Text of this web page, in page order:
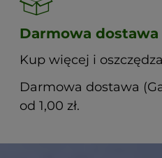
Darmowa dostawa
Kup więcej i
Darmowa dostawa
od 1,00 zł.